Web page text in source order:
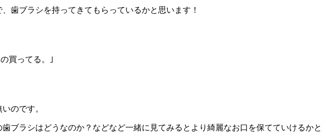
歯ブラシを持ってきてもらっているかと思います！
買ってる。｣
のです。
ブラシはどうなのか？などなど一緒に見てみるとより綺麗なお口を保てていけるかと